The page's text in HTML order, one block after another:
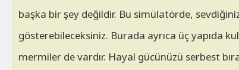
başka bir şey değildir. Bu simülatörde,
gösterebileceksiniz. Burada ayrıca üç yapıda
mermiler de vardır. Hayal gücünüzü serbest